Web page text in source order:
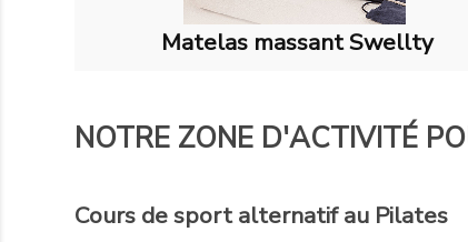
Matelas massant Swellty
NOTRE ZONE D'ACTIVITÉ
Cours de sport alternatif au Pilates